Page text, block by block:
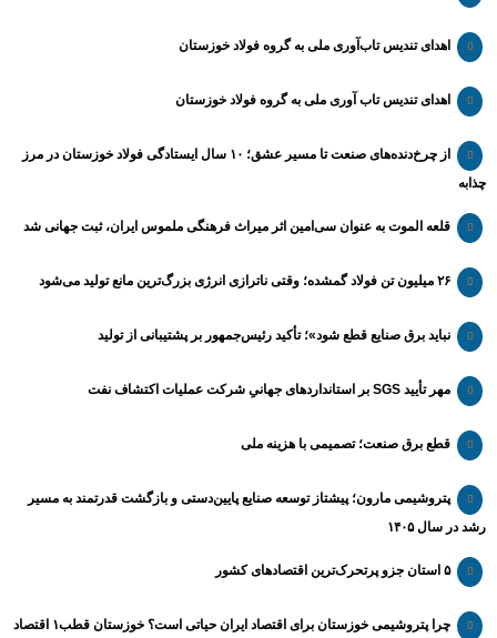
اهدای تندیس تاب‌آوری ملی به گروه فولاد خوزستان
اهدای تندیس تاب آوری ملی به گروه فولاد خوزستان
از چرخ‌دنده‌های صنعت تا مسیر عشق؛ ۱۰ سال ایستادگی فولاد خوزستان در مرز
چذابه
قلعه الموت به عنوان سی‌امین اثر میراث‌ فرهنگی ملموس ایران، ثبت جهانی شد
۲۶ میلیون تن فولاد گمشده؛ وقتی ناترازی انرژی بزرگ‌ترین مانع تولید می‌شود
نباید برق صنایع قطع شود»؛ تأکید رئیس‌جمهور بر پشتیبانی از تولید
مهر تأیید SGS بر استانداردهای جهانیِ شرکت عملیات اکتشاف نفت
قطع برق صنعت؛ تصمیمی با هزینه ملی
پتروشیمی مارون؛ پیشتاز توسعه صنایع پایین‌دستی و بازگشت قدرتمند به مسیر
رشد در سال ۱۴۰۵
۵ استان جزو پرتحرک‌ترین اقتصاد‌های کشور
چرا پتروشیمی خوزستان برای اقتصاد ایران حیاتی است؟ خوزستان قطب۱ اقتصاد